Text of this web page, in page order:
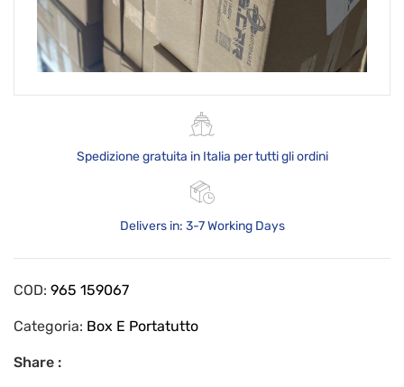
Spedizione gratuita in Italia per tutti gli ordini
Delivers in: 3-7 Working Days
COD: 965 159067
Categoria: Box E Portatutto
Share :